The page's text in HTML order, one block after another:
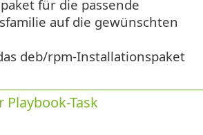
für die passende
auf die gewünschten
deb/rpm-Installationspaket
Playbook-Task